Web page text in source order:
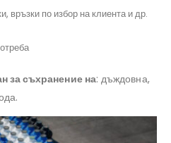
връзки по избор на клиента и др.
за съхранение на: дъждовна,